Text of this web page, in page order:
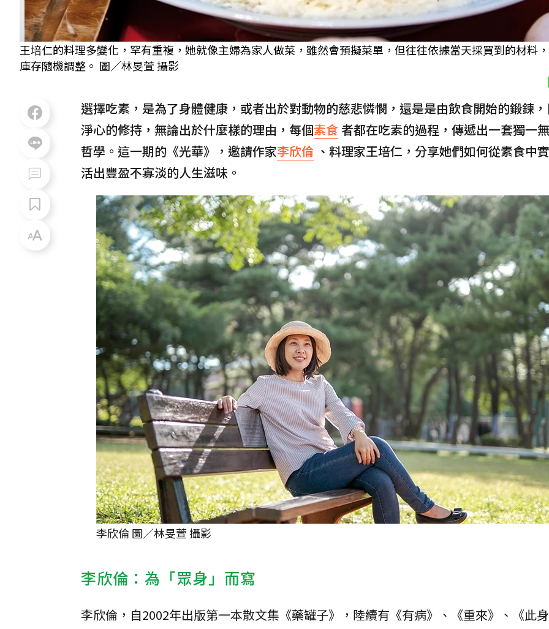
王培仁的料理多變化，罕有重複，她就像主婦為家人做菜，雖然會預擬菜單，但往往依據當天採買到的材料
庫存隨機調整。 圖／林旻萱 攝影
選擇吃素，是為了身體健康，或者出於對動物的慈悲憐憫，還是是由飲食開始的鍛鍊
淨心的修持，無論出於什麼樣的理由，每個素食者都在吃素的過程，傳遞出一套獨一
哲學。這一期的《光華》，邀請作家李欣倫 、料理家王培仁，分享她們如何從素食中
活出豐盈不寡淡的人生滋味。
李欣倫 圖／林旻萱 攝影
李欣倫：為「眾身」而寫
李欣倫，自2002年出版第一本散文集《藥罐子》，陸續有《有病》、《重來》、《此